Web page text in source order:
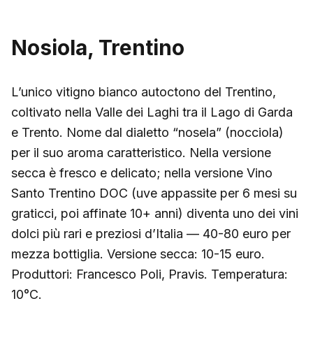
Nosiola, Trentino
L’unico vitigno bianco autoctono del Trentino,
coltivato nella Valle dei Laghi tra il Lago di Garda
e Trento. Nome dal dialetto “nosela” (nocciola)
per il suo aroma caratteristico. Nella versione
secca è fresco e delicato; nella versione Vino
Santo Trentino DOC (uve appassite per 6 mesi su
graticci, poi affinate 10+ anni) diventa uno dei vini
dolci più rari e preziosi d’Italia — 40-80 euro per
mezza bottiglia. Versione secca: 10-15 euro.
Produttori: Francesco Poli, Pravis. Temperatura:
10°C.